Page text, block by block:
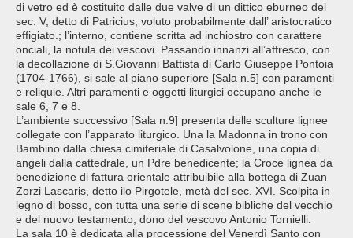
di vetro ed è costituito dalle due valve di un dittico eburneo del
sec. V, detto di Patricius, voluto probabilmente dall’ aristocratico
effigiato.; l’interno, contiene scritta ad inchiostro con carattere
onciali, la notula dei vescovi. Passando innanzi all’affresco, con
la decollazione di S.Giovanni Battista di Carlo Giuseppe Pontoia
(1704-1766), si sale al piano superiore [Sala n.5] con paramenti
e reliquie. Altri paramenti e oggetti liturgici occupano anche le
sale 6, 7 e 8.
L’ambiente successivo [Sala n.9] presenta delle sculture lignee
collegate con l’apparato liturgico. Una la Madonna in trono con
Bambino dalla chiesa cimiteriale di Casalvolone, una copia di
angeli dalla cattedrale, un Pdre benedicente; la Croce lignea da
benedizione di fattura orientale attribuibile alla bottega di Zuan
Zorzi Lascaris, detto ilo Pirgotele, metà del sec. XVI. Scolpita in
legno di bosso, con tutta una serie di scene bibliche del vecchio
e del nuovo testamento, dono del vescovo Antonio Tornielli.
La sala 10 è dedicata alla processione del Venerdì Santo con